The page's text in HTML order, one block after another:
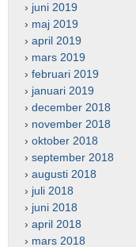
juni 2019
maj 2019
april 2019
mars 2019
februari 2019
januari 2019
december 2018
november 2018
oktober 2018
september 2018
augusti 2018
juli 2018
juni 2018
april 2018
mars 2018